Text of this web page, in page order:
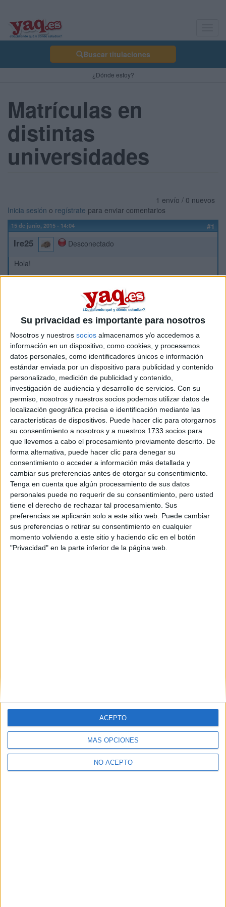
Su privacidad es importante para nosotros
Nosotros y nuestros socios almacenamos y/o accedemos a
información en un dispositivo, como cookies, y procesamos
datos personales, como identificadores únicos e información
estándar enviada por un dispositivo para publicidad y contenido
personalizado, medición de publicidad y contenido,
investigación de audiencia y desarrollo de servicios. Con su
permiso, nosotros y nuestros socios podemos utilizar datos de
localización geográfica precisa e identificación mediante las
características de dispositivos. Puede hacer clic para otorgarnos
su consentimiento a nosotros y a nuestros 1733 socios para
que llevemos a cabo el procesamiento previamente descrito. De
forma alternativa, puede hacer clic para denegar su
consentimiento o acceder a información más detallada y
cambiar sus preferencias antes de otorgar su consentimiento.
Tenga en cuenta que algún procesamiento de sus datos
personales puede no requerir de su consentimiento, pero usted
tiene el derecho de rechazar tal procesamiento. Sus
preferencias se aplicarán solo a este sitio web. Puede cambiar
sus preferencias o retirar su consentimiento en cualquier
momento volviendo a este sitio y haciendo clic en el botón
"Privacidad" en la parte inferior de la página web.
MÁS OPCIONES
NO ACEPTO
ACEPTO
Buscar titulaciones
¿Dónde estoy?
Matrículas en
distintas
universidades
1 envío / 0 nuevos
Inicia sesión o regístrate para enviar comentarios
15 de junio, 2015 - 14:04 #1
Ire25
Desconectado
Hola!
Acabo de terminar el Bachiller y el año que viene me gustaría
estudiar Traducción e Interpretación, el problema es el lugar.
He pensado en estudiarlo en Alicante, pero también me gusta
Granada y otras carreras como la que une Lenguas
Modernas y Traducción en Alcalá. Mi pregunta es: en caso de
cuenta que el listado de admitidos en Granada sale el 14 de
julio y el de Alicante el 17, plazo en el que acaba la matrícula
en la primera) ¿qué debería hacer si prefiero ir a Alicante?
Arriesgo mucho si espero a que aparezcan las notas de allí o
rechazo Granada, por lo que tendría que echar la matrícula
por si no me aceptan en otro sitio. ¿Pero hay alguna forma de
sólo realizar una reserva de la plaza hasta saber si me han
cogido en el resto o tengo que echar la matrícula sí o sí? y en
este caso de que hubiese reserva ¿me costaría lo mismo que
la matrícula o sólo sería un pago menor para mantener mi
plaza para cuando quiera aceptarla si no tengo más
remedio?
Gracias de antemano, me hariais un mundo!!
Inicio
Etiquetas: La universidad - un mundo